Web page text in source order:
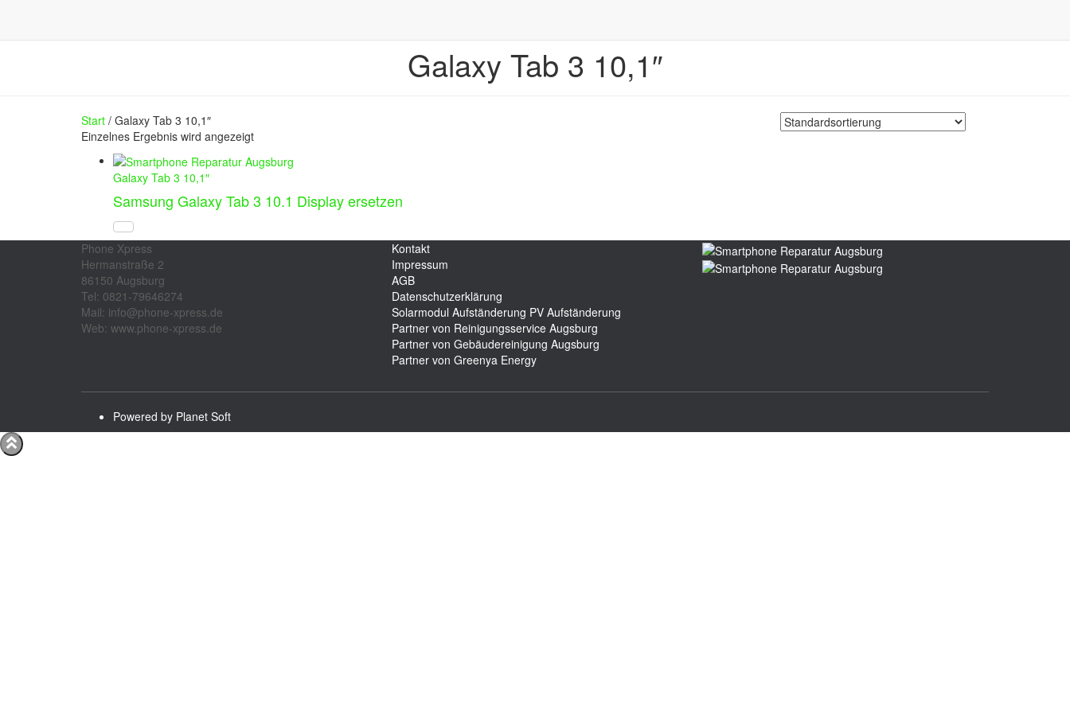
Galaxy Tab 3 10,1″
Start / Galaxy Tab 3 10,1″
Einzelnes Ergebnis wird angezeigt
Galaxy Tab 3 10,1″
Samsung Galaxy Tab 3 10.1 Display ersetzen
Phone Xpress
Hermanstraße 2
86150 Augsburg
Tel: 0821-79646274
Mail: info@phone-xpress.de
Web: www.phone-xpress.de
Kontakt
Impressum
AGB
Datenschutzerklärung
Solarmodul Aufständerung PV Aufständerung
Partner von Reinigungsservice Augsburg
Partner von Gebäudereinigung Augsburg
Partner von Greenya Energy
Powered by Planet Soft